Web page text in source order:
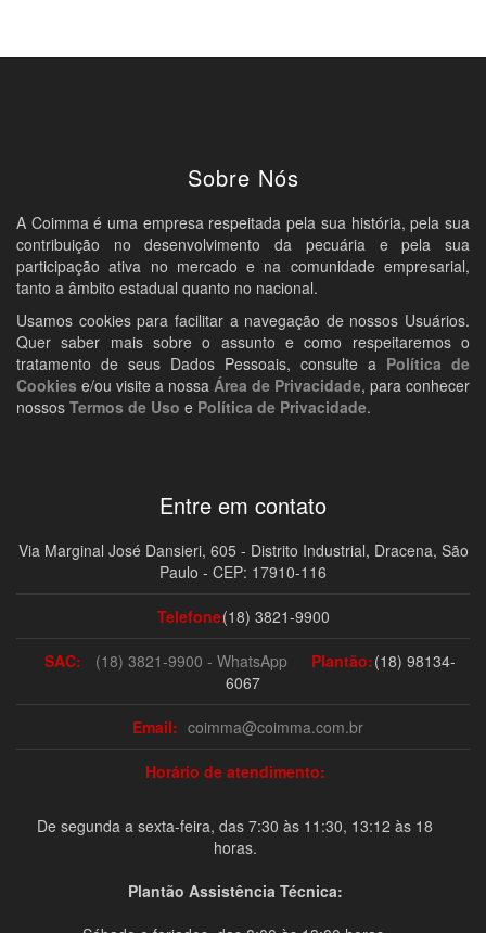
Sobre Nós
A Coimma é uma empresa respeitada pela sua história, pela sua
contribuição no desenvolvimento da pecuária e pela sua
participação ativa no mercado e na comunidade empresarial,
tanto a âmbito estadual quanto no nacional.
Usamos cookies para facilitar a navegação de nossos Usuários.
Quer saber mais sobre o assunto e como respeitaremos o
tratamento de seus Dados Pessoais, consulte a Política de
Cookies e/ou visite a nossa Área de Privacidade, para conhecer
nossos Termos de Uso e Política de Privacidade.
Entre em contato
Via Marginal José Dansieri, 605 - Distrito Industrial, Dracena, São
Paulo - CEP: 17910-116
Telefone:(18) 3821-9900
SAC: (18) 3821-9900 - WhatsApp Plantão:(18) 98134-
6067
Email: coimma@coimma.com.br
Horário de atendimento:
De segunda a sexta-feira, das 7:30 às 11:30, 13:12 às 18
horas.
Plantão Assistência Técnica: